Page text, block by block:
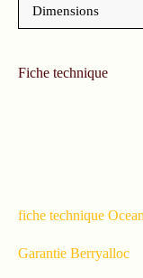
Dimensions
Fiche technique
fiche technique
Garantie Berryalloc